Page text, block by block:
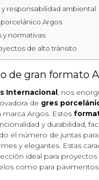
responsabilidad ambiental
Argos
y normativas
de alto tránsito
de gran formato
Internacional, nos
de gres
marca Argos. Estos
y durabilidad,
el número de juntas
y elegantes. Estas
ideal para proyectos
como para pavimentos.